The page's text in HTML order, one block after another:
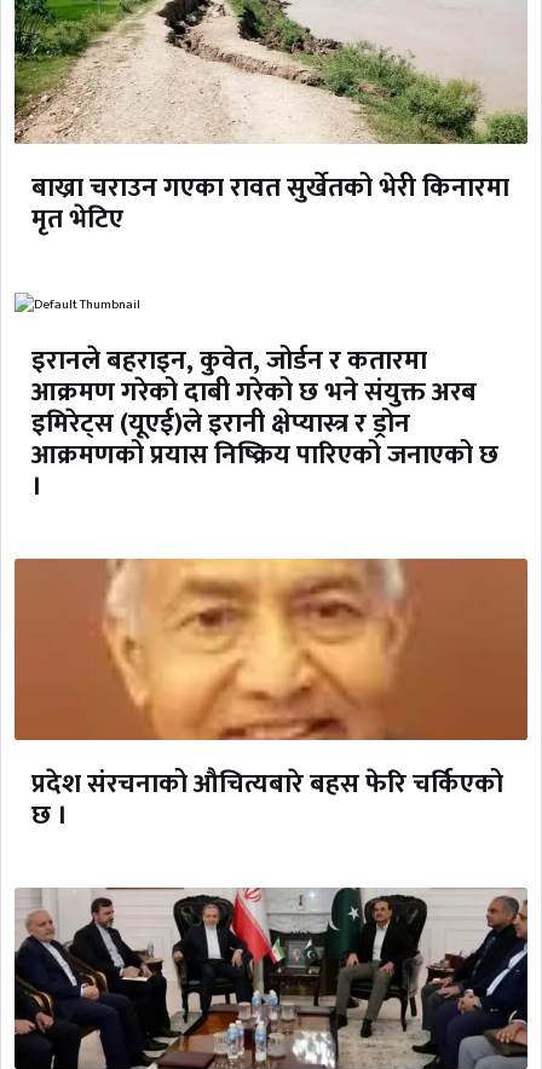
बाख्रा चराउन गएका रावत सुर्खेतको भेरी किनारमा
मृत भेटिए
इरानले बहराइन, कुवेत, जोर्डन र कतारमा
आक्रमण गरेको दाबी गरेको छ भने संयुक्त अरब
इमिरेट्स (यूएई)ले इरानी क्षेप्यास्त्र र ड्रोन
आक्रमणको प्रयास निष्क्रिय पारिएको जनाएको छ
।
प्रदेश संरचनाको औचित्यबारे बहस फेरि चर्किएको
छ ।